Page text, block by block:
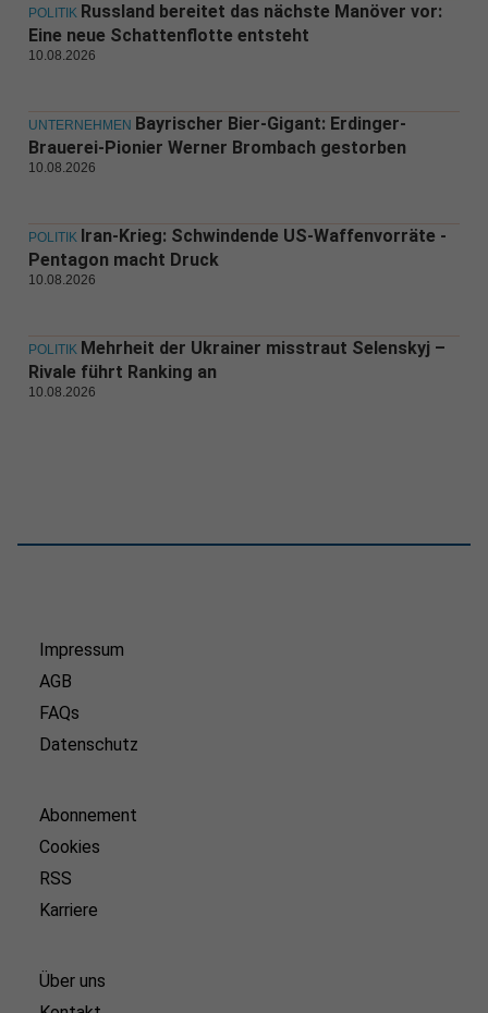
POLITIK Russland bereitet das nächste Manöver vor:
Eine neue Schattenflotte entsteht
10.08.2026
UNTERNEHMEN Bayrischer Bier-Gigant: Erdinger-
Brauerei-Pionier Werner Brombach gestorben
10.08.2026
POLITIK Iran-Krieg: Schwindende US-Waffenvorräte -
Pentagon macht Druck
10.08.2026
POLITIK Mehrheit der Ukrainer misstraut Selenskyj –
Rivale führt Ranking an
10.08.2026
Impressum
AGB
FAQs
Datenschutz
Abonnement
Cookies
RSS
Karriere
Über uns